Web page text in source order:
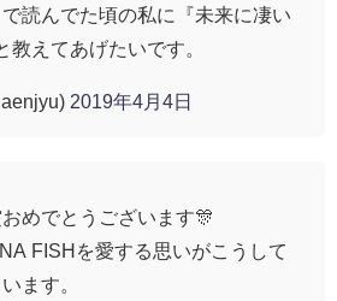
読んでた頃の私に『未来に凄い
教えてあげたいです。
2019年4月4日
めでとうございます🎊
FISHを愛する思いがこうして
ます。